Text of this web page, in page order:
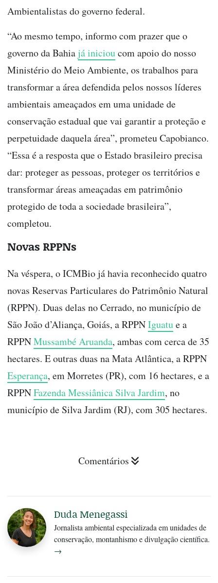
Ambientalistas do governo federal.
“Ao mesmo tempo, informo com prazer que o
governo da Bahiajá inicioucom apoio do nosso
Ministério do Meio Ambiente, os trabalhos para
transformar a área defendida pelos nossos líderes
ambientais ameaçados em uma unidade de
conservação estadual que vai garantir a proteção e
perpetuidade daquela área”, prometeu Capobianco.
“Essa é a resposta que o Estado brasileiro precisa
dar: proteger as pessoas, proteger os territórios e
transformar áreas ameaçadas em patrimônio
protegido de toda a sociedade brasileira”,
completou.
Novas RPPNs
Na véspera, o ICMBio já havia reconhecido quatro
novas Reservas Particulares do Patrimônio Natural
(RPPN). Duas delas no Cerrado, no município de
São João d’Aliança, Goiás, a RPPNIguatue a
RPPNMussambé Aruanda, ambas com cerca de 35
hectares. E outras duas na Mata Atlântica, a RPPN
Esperança, em Morretes (PR), com 16 hectares, e a
RPPNFazenda Messiânica Silva Jardim, no
município de Silva Jardim (RJ), com 305 hectares.
Comentários
Duda Menegassi
Jornalista ambiental especializada em unidades de
conservação, montanhismo e divulgação científica.
→